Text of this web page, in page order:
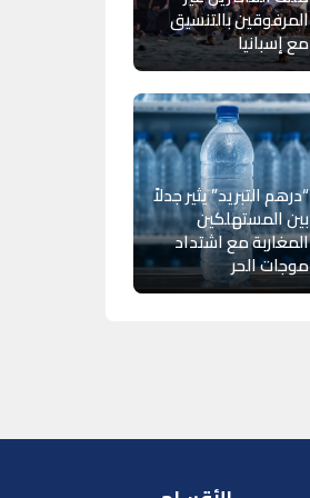
المرفوقين بالتنسيق
مع إسبانيا
“درهم التبريد” يثير جدلاً
بين المستهلكين
المغاربة مع اشتداد
موجات الحر